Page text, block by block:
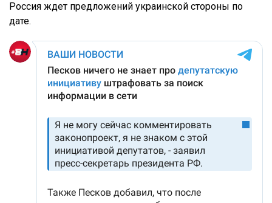
Россия ждет предложений украинской стороны по
дате.